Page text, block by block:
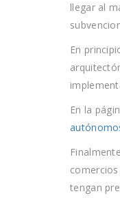
llegar al
En
En la
tengan